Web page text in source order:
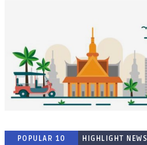
POPULAR 10 HIGHLIGHT NEWS